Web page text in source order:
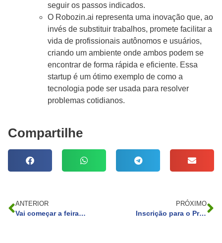
seguir os passos indicados.
O Robozin.ai representa uma inovação que, ao
invés de substituir trabalhos, promete facilitar a
vida de profissionais autônomos e usuários,
criando um ambiente onde ambos podem se
encontrar de forma rápida e eficiente. Essa
startup é um ótimo exemplo de como a
tecnologia pode ser usada para resolver
problemas cotidianos.
Compartilhe
ANTERIOR
Vai começar a feira RECICLAÇÃO 2024 no Barigui!
PRÓXIMO
Inscrição para o Programa Universidade para Todos (Prouni) aberto!